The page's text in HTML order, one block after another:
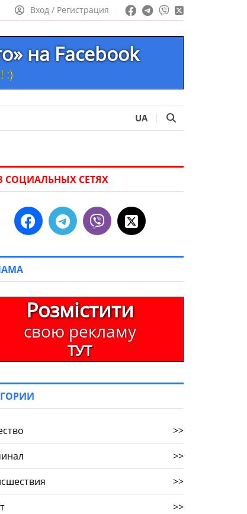
Вход / Регистрация
на Facebook
:)
UA
СОЦИАЛЬНЫХ СЕТЯХ
Розмістити
свою рекламу
ТУТ
>>
>>
>>
>>